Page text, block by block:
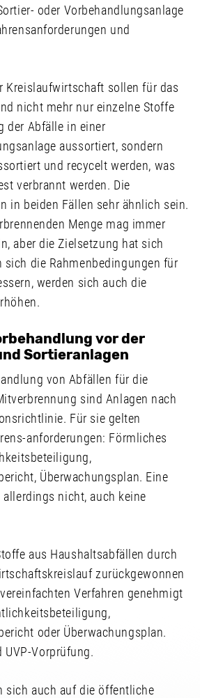
oder Vorbehandlungsanlage
und
Kreislaufwirtschaft sollen für das
nicht mehr nur einzelne Stoffe
der Abfälle in einer
aussortiert, sondern
und recycelt werden, was
verbrannt werden. Die
in beiden Fällen sehr ähnlich sein.
Menge mag immer
aber die Zielsetzung hat sich
sich die Rahmenbedingungen für
werden sich auch die
vor der
Sortieranlagen
von Abfällen für die
sind Anlagen nach
Für sie gelten
anforderungen: Förmliches
Überwachungsplan. Eine
nicht, auch keine
aus Haushaltsabfällen durch
zurückgewonnen
Verfahren genehmigt
oder Überwachungsplan.
UVP-Vorprüfung.
sich auch auf die öffentliche